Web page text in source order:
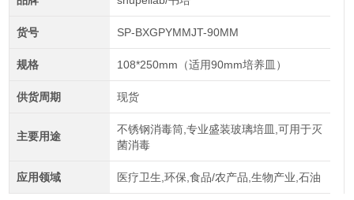
货号 SP-BXGPYMMJT-90MM
规格 108*250mm（适用90mm培养皿）
供货周期 现货
主要用途
不锈钢消毒筒,专业盛装玻璃培皿,可用于灭
菌消毒
应用领域 医疗卫生,环保,食品/农产品,生物产业,石油